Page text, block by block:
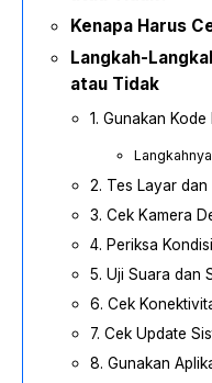
Kenapa Harus
Langkah-
atau Tidak
1. Gunakan
2. Tes Layar
3. Cek Kamera
4. Periksa
5. Uji Suara dan
6. Cek
7. Cek Update
8. Gunakan